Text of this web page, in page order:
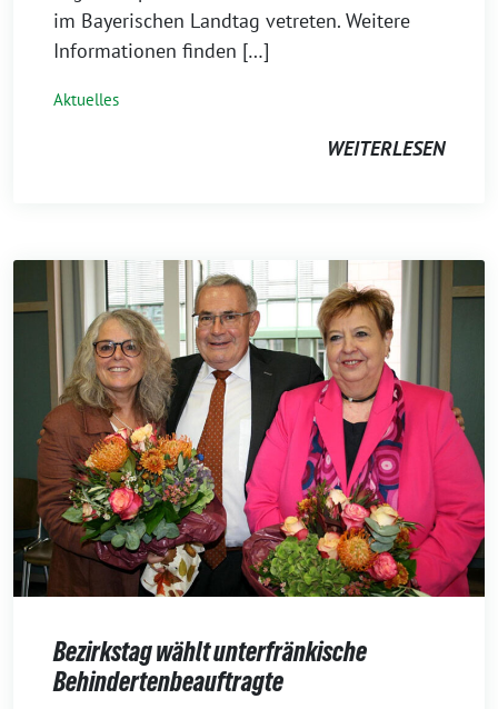
im Bayerischen Landtag vetreten. Weitere
Informationen finden […]
Aktuelles
WEITERLESEN
Bezirkstag wählt unterfränkische
Behindertenbeauftragte